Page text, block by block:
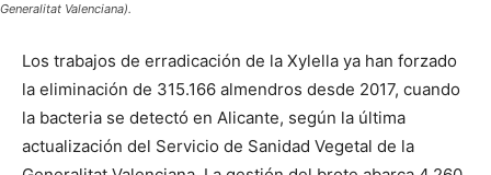
Generalitat Valenciana).
Los trabajos de erradicación de la Xylella ya han forzado
la eliminación de 315.166 almendros desde 2017, cuando
la bacteria se detectó en Alicante, según la última
actualización del Servicio de Sanidad Vegetal de la